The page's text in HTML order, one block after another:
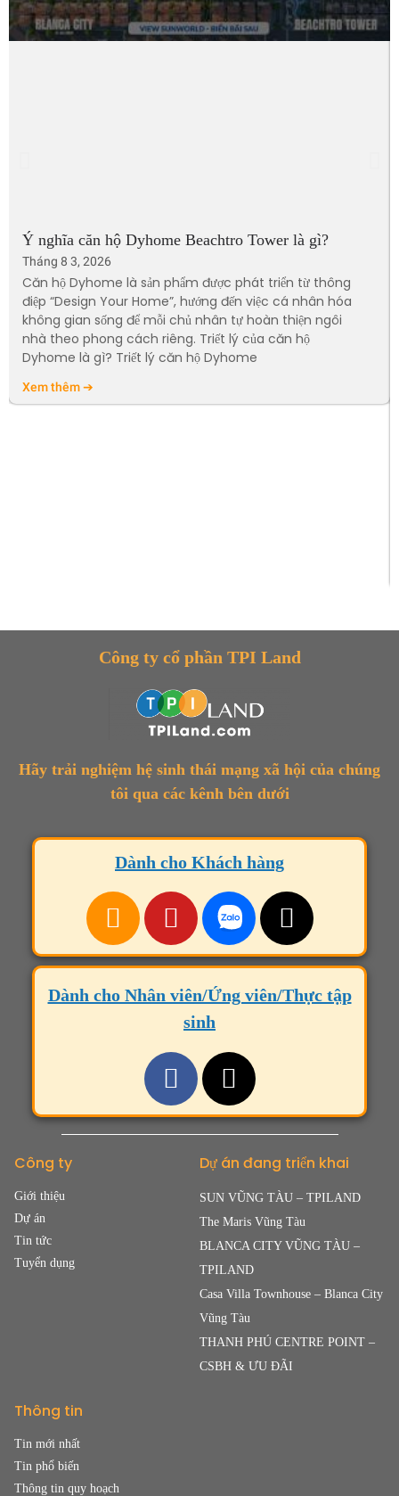
Ý nghĩa căn hộ Dyhome Beachtro Tower là gì?
Tháng 8 3, 2026
Căn hộ Dyhome là sản phẩm được phát triển từ thông
điệp “Design Your Home”, hướng đến việc cá nhân hóa
không gian sống để mỗi chủ nhân tự hoàn thiện ngôi
nhà theo phong cách riêng. Triết lý của căn hộ
Dyhome là gì? Triết lý căn hộ Dyhome
Xem thêm ➔
Công ty cổ phần TPI Land
Hãy trải nghiệm hệ sinh thái mạng xã hội của chúng
tôi qua các kênh bên dưới
Dành cho Khách hàng
Dành cho Nhân viên/Ứng viên/Thực tập
sinh
Công ty
Giới thiệu
Dự án
Tin tức
Tuyển dụng
Dự án đang triển khai
SUN VŨNG TÀU – TPILAND
The Maris Vũng Tàu
BLANCA CITY VŨNG TÀU –
TPILAND
Casa Villa Townhouse – Blanca City
Vũng Tàu
THANH PHÚ CENTRE POINT –
CSBH & ƯU ĐÃI
Thông tin
Tin mới nhất
Tin phổ biến
Thông tin quy hoạch